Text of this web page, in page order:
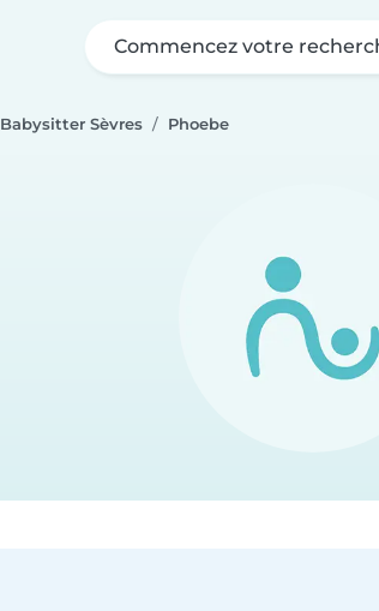
Commencez votre
Babysitter Sèvres Phoebe